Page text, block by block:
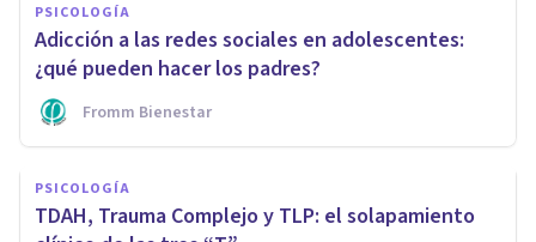
PSICOLOGÍA
Adicción a las redes sociales en adolescentes:
¿qué pueden hacer los padres?
Fromm Bienestar
PSICOLOGÍA
TDAH, Trauma Complejo y TLP: el solapamiento